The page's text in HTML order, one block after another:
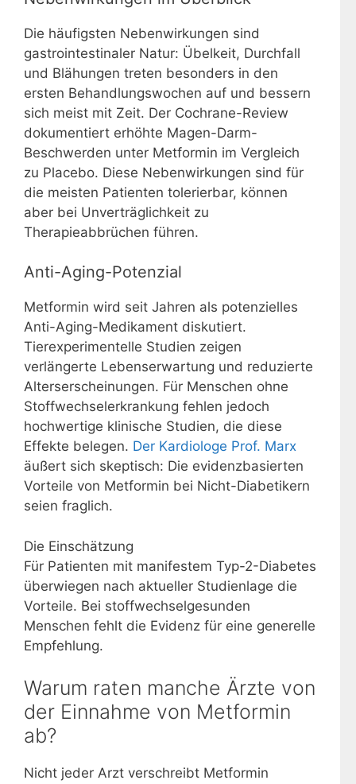
Die häufigsten Nebenwirkungen sind
gastrointestinaler Natur: Übelkeit, Durchfall
und Blähungen treten besonders in den
ersten Behandlungswochen auf und bessern
sich meist mit Zeit. Der Cochrane-Review
dokumentiert erhöhte Magen-Darm-
Beschwerden unter Metformin im Vergleich
zu Placebo. Diese Nebenwirkungen sind für
die meisten Patienten tolerierbar, können
aber bei Unverträglichkeit zu
Therapieabbrüchen führen.
Anti-Aging-Potenzial
Metformin wird seit Jahren als potenzielles
Anti-Aging-Medikament diskutiert.
Tierexperimentelle Studien zeigen
verlängerte Lebenserwartung und reduzierte
Alterserscheinungen. Für Menschen ohne
Stoffwechselerkrankung fehlen jedoch
hochwertige klinische Studien, die diese
Effekte belegen. Der Kardiologe Prof. Marx
äußert sich skeptisch: Die evidenzbasierten
Vorteile von Metformin bei Nicht-Diabetikern
seien fraglich.
Die Einschätzung
Für Patienten mit manifestem Typ-2-Diabetes
überwiegen nach aktueller Studienlage die
Vorteile. Bei stoffwechselgesunden
Menschen fehlt die Evidenz für eine generelle
Empfehlung.
Warum raten manche Ärzte von
der Einnahme von Metformin
ab?
Nicht jeder Arzt verschreibt Metformin